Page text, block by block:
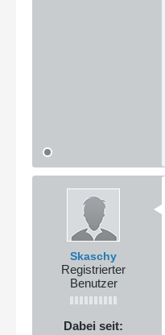
Skaschy
Registrierter
Benutzer
Dabei seit: